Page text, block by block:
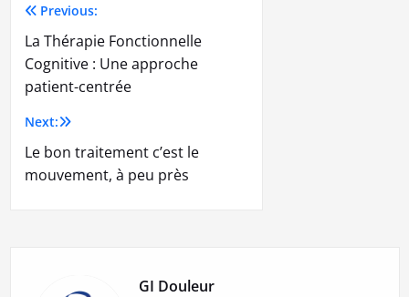
Previous:
La Thérapie Fonctionnelle
Cognitive : Une approche
patient-centrée
Next:
Le bon traitement c’est le
mouvement, à peu près
GI Douleur